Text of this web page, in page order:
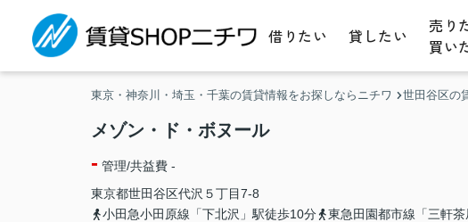
借りたい 貸したい
売り
買い
東京・神奈川・埼玉・千葉の賃貸情報をお探しならニチワ 世田谷区の
メゾン・ド・ボヌール
- 管理/共益費 -
東京都世田谷区代沢 ５丁目7-8
小田急小田原線「下北沢」駅徒歩10分
東急田園都市線「三軒